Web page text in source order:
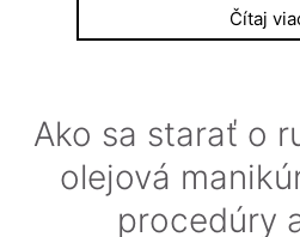
Čítaj
Ako sa starať o
olejová
procedúry